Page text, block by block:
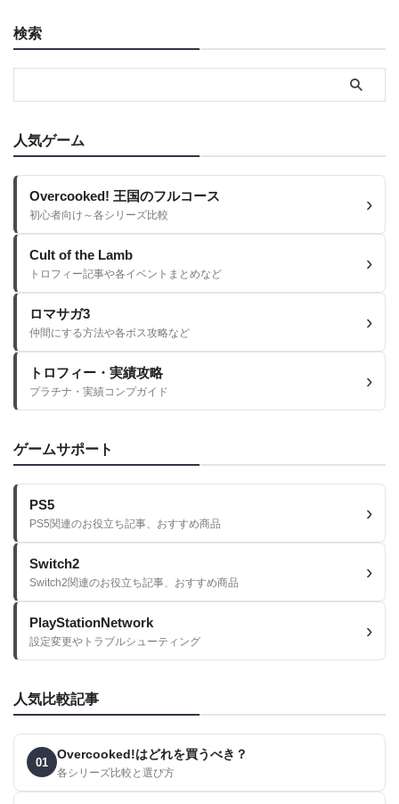
検索
人気ゲーム
Overcooked! 王国のフルコース
初心者向け～各シリーズ比較
Cult of the Lamb
トロフィー記事や各イベントまとめなど
ロマサガ3
仲間にする方法や各ボス攻略など
トロフィー・実績攻略
プラチナ・実績コンプガイド
ゲームサポート
PS5
PS5関連のお役立ち記事、おすすめ商品
Switch2
Switch2関連のお役立ち記事、おすすめ商品
PlayStationNetwork
設定変更やトラブルシューティング
人気比較記事
01
Overcooked!はどれを買うべき？
各シリーズ比較と選び方